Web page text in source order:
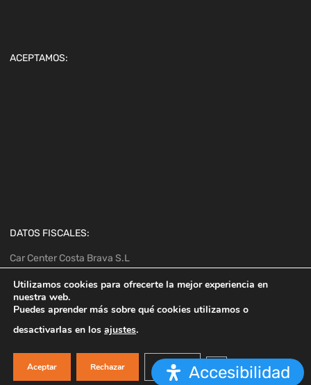
ACEPTAMOS:
DATOS FISCALES:
Car Center Costa Brava S.L
CIF/NIF B55024285
Utilizamos cookies para ofrecerte la mejor experiencia en
nuestra web.
Puedes aprender más sobre qué cookies utilizamos o
desactivarlas en los ajustes.
Aceptar Rechazar Ajustes Cerrar el banner de
Accesibilidad